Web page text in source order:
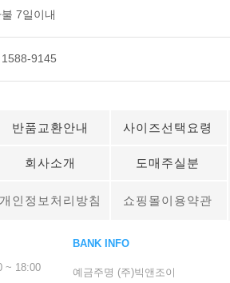
7일이내
9145
반품교환안내 사이즈선택요령
회사소개 도매주실분
개인정보처리방침 쇼핑몰이용약관
~ 18:00
BANK INFO
예금주명 (주)빅앤조이